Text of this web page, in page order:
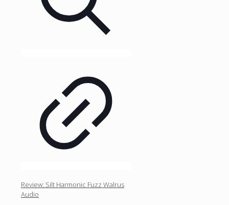
Review: Silt Harmonic Fuzz Walrus
Audio